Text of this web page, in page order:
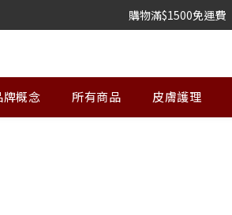
購物滿$1500免運費
牌概念 所有商品 皮膚護理